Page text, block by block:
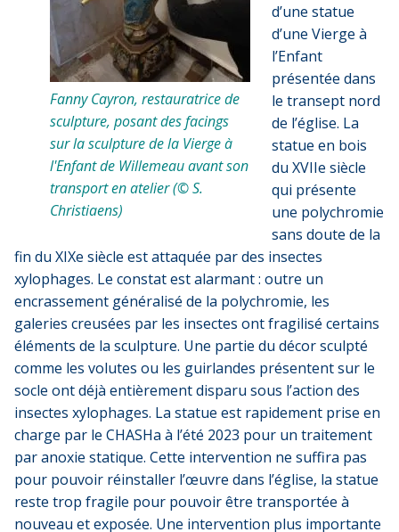
Fanny Cayron, restauratrice de
sculpture, posant des facings
sur la sculpture de la Vierge à
l'Enfant de Willemeau avant son
transport en atelier (© S.
Christiaens)
d’une statue
d’une Vierge à
l’Enfant
présentée dans
le transept nord
de l’église. La
statue en bois
du XVIIe siècle
qui présente
une polychromie
sans doute de la
fin du XIXe siècle est attaquée par des insectes
xylophages. Le constat est alarmant : outre un
encrassement généralisé de la polychromie, les
galeries creusées par les insectes ont fragilisé certains
éléments de la sculpture. Une partie du décor sculpté
comme les volutes ou les guirlandes présentent sur le
socle ont déjà entièrement disparu sous l’action des
insectes xylophages. La statue est rapidement prise en
charge par le CHASHa à l’été 2023 pour un traitement
par anoxie statique. Cette intervention ne suffira pas
pour pouvoir réinstaller l’œuvre dans l’église, la statue
reste trop fragile pour pouvoir être transportée à
nouveau et exposée. Une intervention plus importante